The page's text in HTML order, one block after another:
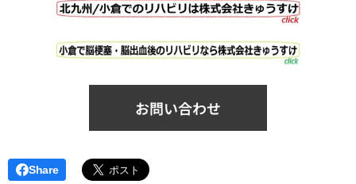
お問い合わせ
Share